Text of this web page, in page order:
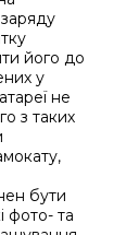
його до
у
не
з таких
бути
фото- та